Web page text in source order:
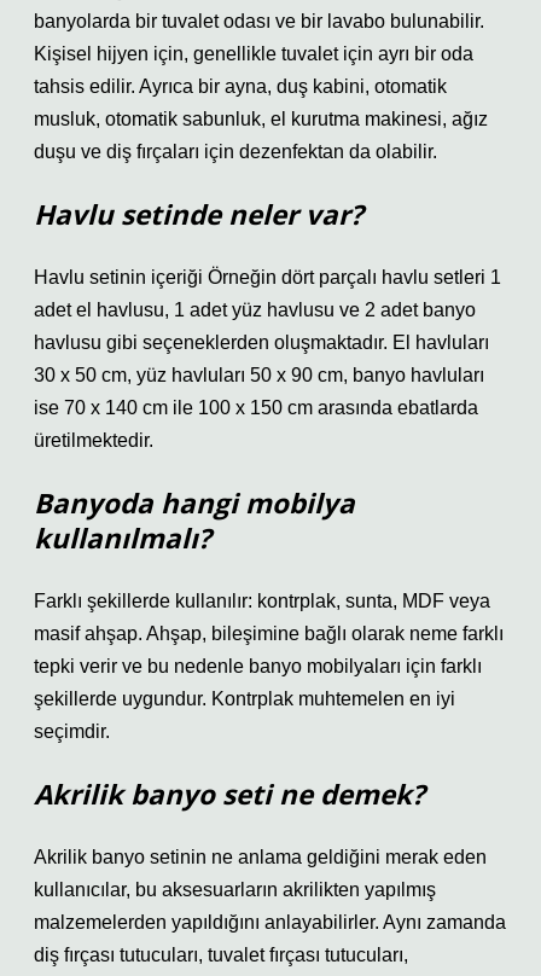
banyolarda bir tuvalet odası ve bir lavabo bulunabilir.
Kişisel hijyen için, genellikle tuvalet için ayrı bir oda
tahsis edilir. Ayrıca bir ayna, duş kabini, otomatik
musluk, otomatik sabunluk, el kurutma makinesi, ağız
duşu ve diş fırçaları için dezenfektan da olabilir.
Havlu setinde neler var?
Havlu setinin içeriği Örneğin dört parçalı havlu setleri 1
adet el havlusu, 1 adet yüz havlusu ve 2 adet banyo
havlusu gibi seçeneklerden oluşmaktadır. El havluları
30 x 50 cm, yüz havluları 50 x 90 cm, banyo havluları
ise 70 x 140 cm ile 100 x 150 cm arasında ebatlarda
üretilmektedir.
Banyoda hangi mobilya
kullanılmalı?
Farklı şekillerde kullanılır: kontrplak, sunta, MDF veya
masif ahşap. Ahşap, bileşimine bağlı olarak neme farklı
tepki verir ve bu nedenle banyo mobilyaları için farklı
şekillerde uygundur. Kontrplak muhtemelen en iyi
seçimdir.
Akrilik banyo seti ne demek?
Akrilik banyo setinin ne anlama geldiğini merak eden
kullanıcılar, bu aksesuarların akrilikten yapılmış
malzemelerden yapıldığını anlayabilirler. Aynı zamanda
diş fırçası tutucuları, tuvalet fırçası tutucuları,